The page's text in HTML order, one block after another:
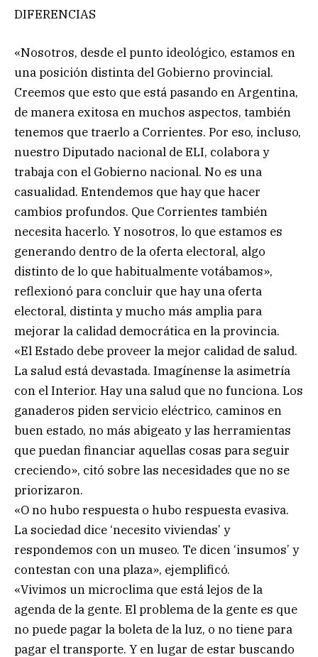
DIFERENCIAS
«Nosotros, desde el punto ideológico, estamos en
una posición distinta del Gobierno provincial.
Creemos que esto que está pasando en Argentina,
de manera exitosa en muchos aspectos, también
tenemos que traerlo a Corrientes. Por eso, incluso,
nuestro Diputado nacional de ELI, colabora y
trabaja con el Gobierno nacional. No es una
casualidad. Entendemos que hay que hacer
cambios profundos. Que Corrientes también
necesita hacerlo. Y nosotros, lo que estamos es
generando dentro de la oferta electoral, algo
distinto de lo que habitualmente votábamos»,
reflexionó para concluir que hay una oferta
electoral, distinta y mucho más amplia para
mejorar la calidad democrática en la provincia.
«El Estado debe proveer la mejor calidad de salud.
La salud está devastada. Imagínense la asimetría
con el Interior. Hay una salud que no funciona. Los
ganaderos piden servicio eléctrico, caminos en
buen estado, no más abigeato y las herramientas
que puedan financiar aquellas cosas para seguir
creciendo», citó sobre las necesidades que no se
priorizaron.
«O no hubo respuesta o hubo respuesta evasiva.
La sociedad dice ‘necesito viviendas’ y
respondemos con un museo. Te dicen ‘insumos’ y
contestan con una plaza», ejemplificó.
«Vivimos un microclima que está lejos de la
agenda de la gente. El problema de la gente es que
no puede pagar la boleta de la luz, o no tiene para
pagar el transporte. Y en lugar de estar buscando